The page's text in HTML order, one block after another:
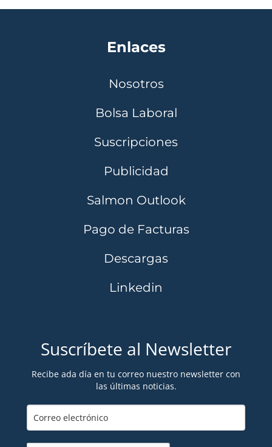
Enlaces
Nosotros
Bolsa Laboral
Suscripciones
Publicidad
Salmon Outlook
Pago de Facturas
Descargas
Linkedin
Suscríbete al Newsletter
Recibe ada día en tu correo nuestro newsletter con
las últimas noticias.